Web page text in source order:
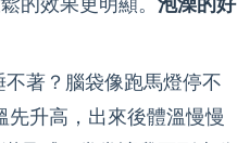
著？腦袋像跑馬燈停不
升高，出來後體溫慢慢